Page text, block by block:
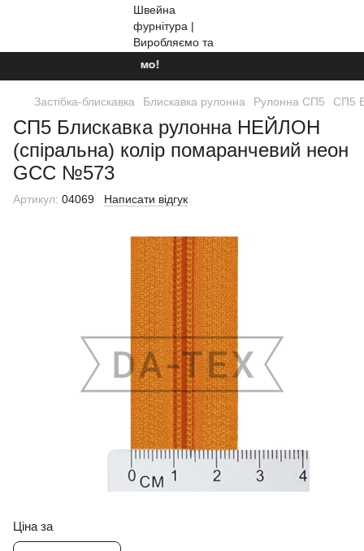
Ми працюємо!
Застібка-блискавка Блискавка рулонна Рулонна СП5 СП5
СП5 Блискавка рулонна НЕЙЛОН
(спіральна) колір помаранчевий неон
GCC №573
Артикул: 04069 Написати відгук
Ціна за